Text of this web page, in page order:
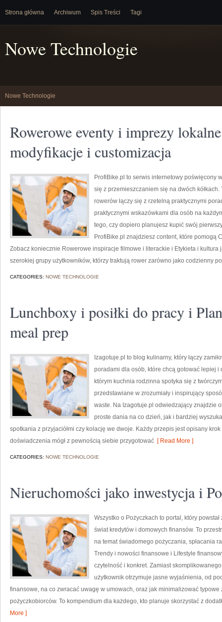
Strona główna Archiwum Spis Treści Tagi
Nowe Technologie
Nowe Technologie
Rowerowe eventy i imprezy
modyfikacje i customizacja
ProfiBike.pl to serwis internetowy poświęcony
się z przemieszczaniem się na dwóch
rowerów łączy się z rzetelną praktycznymi
praktycznymi wskazówkami dla osób na
tego, czy dopiero planujesz kupić swój
ProfiBike.pl znajdziesz content, które pomogą
Zobacz koniecznie Rowerowe inspiracje filmowe i literackie i Etykieta i kultura
szerokiej grupy użytkowników, którzy traktują rower zarówno jako codzienny
CATEGORIES: NOWE TECHNOLOGIE
Lunchboxy i posiłki do pracy i
meal prep
Izagotuje.pl to blog kulinarny, który łączy
poradami dla osób, które chcą gotować lepiej
którym kuchnia rodzinna spotyka się z
przedstawiane w zrozumiały i inspirujący
waste. Na Izagotuje.pl odwiedzający znajdzie
proste dania na co dzień, jak i bardziej
spotkania z przyjaciółmi czy kolację we dwoje. Każdy przepis jest opisany
doświadczenia mógł z pewnością siebie przygotować [ Read More ]
CATEGORIES: NOWE TECHNOLOGIE
Nieruchomości jako inwestycja i
Wszystko o Pożyczkach to portal, który
świat kredytów i domowych finansów. To
na temat świadomego pożyczania, spłacania
Trendy i nowości finansowe i Lifestyle
czytelność i konkret. Zamiast
użytkownik otrzymuje jasne wyjaśnienia, od
finansowe, na co zwracać uwagę w umowach, oraz jak minimalizować
pożyczkobiorców. To kompendium dla każdego, kto planuje skorzystać z
More ]